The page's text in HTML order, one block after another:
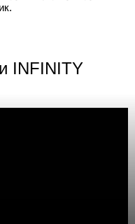
INFINITY